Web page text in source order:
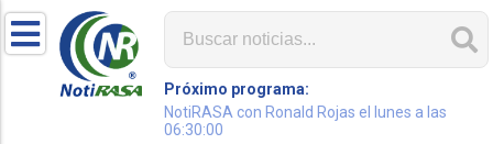
Próximo programa:
NotiRASA con Ronald Rojas el lunes a las
06:30:00